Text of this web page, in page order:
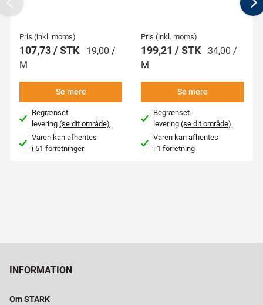
Pris (inkl. moms)
107,73 / STK
19,00 /
M
Se mere
Begrænset
levering(se dit område)
Varen kan afhentes
i 51 forretninger
Pris (inkl. moms)
199,21 / STK 34,00 /
M
Se mere
Begrænset
levering(se dit område)
Varen kan afhentes
i 1 forretning
Previous
INFORMATION
Om STARK